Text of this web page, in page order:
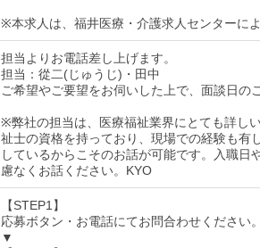
※本求人は、福井医療・介護求人センターに
担当よりお電話差し上げます。
担当：從二(じゅうじ)・田中
ご希望やご要望をお伺いした上で、面談日の
※弊社の担当は、医療福祉業界にとても詳し
祉士の資格を持っており、現場での経験も有
しているからこそのお話が可能です。入職
慮なくお話ください。KYO
【STEP1】
応募ボタン・お電話にてお問合わせください。
▼